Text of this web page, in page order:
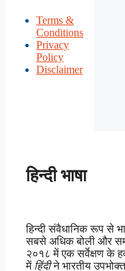
Terms &
Conditions
Privacy
Policy
Disclaimer
हिन्दी भाषा
हिन्दी संवैधानिक रूप से
सबसे अधिक बोली और
२०१८ में एक सर्वेक्षण के
में हिंदीने भारतीय